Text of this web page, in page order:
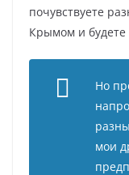
почувствуете
Крымом и
Но
мои